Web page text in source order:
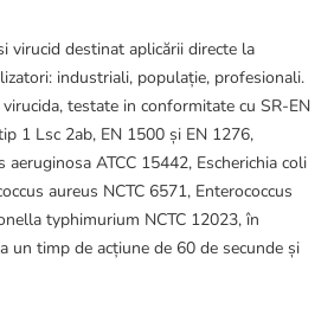
virucid destinat aplicării directe la
industriali, populație, profesionali.
testate in conformitate cu SR-EN
1 Lsc 2ab, EN 1500 și EN 1276,
ATCC 15442, Escherichia coli
aureus NCTC 6571, Enterococcus
typhimurium NCTC 12023, în
un timp de acțiune de 60 de secunde și